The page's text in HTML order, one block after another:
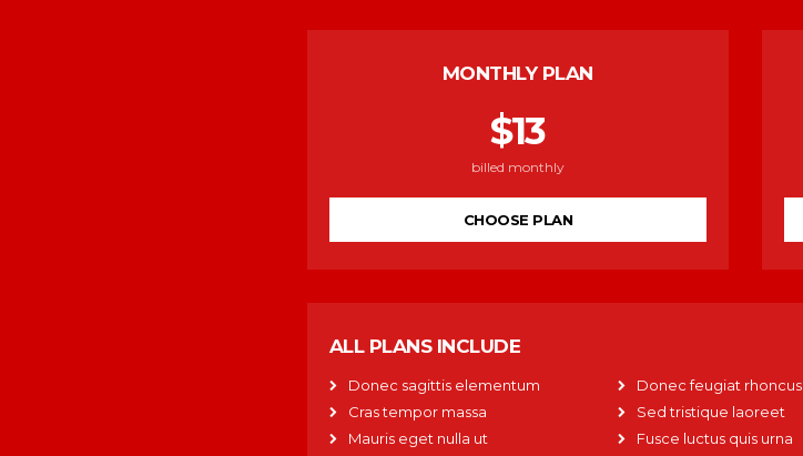
MONTHLY PLAN
$13
billed monthly
CHOOSE PLAN
ALL PLANS INCLUDE
Donec sagittis elementum
Cras tempor massa
Mauris eget nulla ut
Donec feugiat rhoncus
Sed tristique laoreet
Fusce luctus quis urna